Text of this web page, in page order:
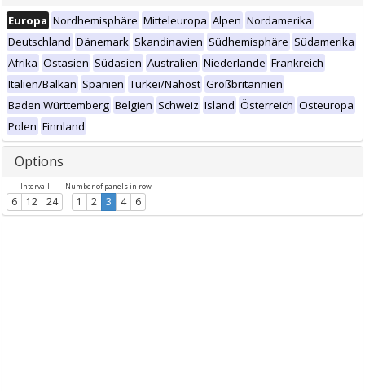
Europa Nordhemisphäre Mitteleuropa Alpen Nordamerika
Deutschland Dänemark Skandinavien Südhemisphäre Südamerika
Afrika Ostasien Südasien Australien Niederlande Frankreich
Italien/Balkan Spanien Türkei/Nahost Großbritannien
Baden Württemberg Belgien Schweiz Island Österreich Osteuropa
Polen Finnland
Options
Intervall
6 12 24
Number of panels in row
1 2 3 4 6